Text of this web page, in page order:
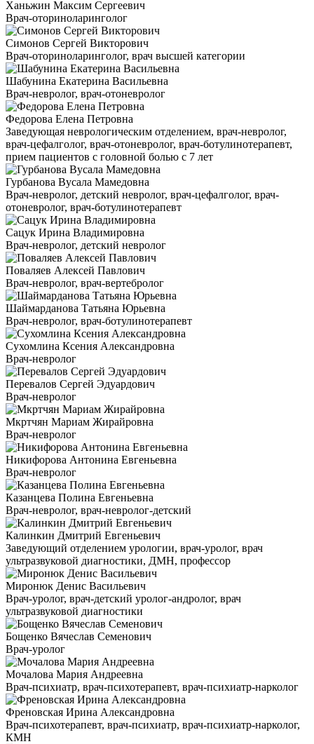
Ханьжин Максим Сергеевич
Врач-оториноларинголог
Симонов Сергей Викторович
Врач-оториноларинголог, врач высшей категории
Шабунина Екатерина Васильевна
Врач-невролог, врач-отоневролог
Федорова Елена Петровна
Заведующая неврологическим отделением, врач-невролог,
врач-цефалголог, врач-отоневролог, врач-ботулинотерапевт,
прием пациентов с головной болью с 7 лет
Гурбанова Вусала Мамедовна
Врач-невролог, детский невролог, врач-цефалголог, врач-
отоневролог, врач-ботулинотерапевт
Сацук Ирина Владимировна
Врач-невролог, детский невролог
Поваляев Алексей Павлович
Врач-невролог, врач-вертебролог
Шаймарданова Татьяна Юрьевна
Врач-невролог, врач-ботулинотерапевт
Сухомлина Ксения Александровна
Врач-невролог
Перевалов Сергей Эдуардович
Врач-невролог
Мкртчян Мариам Жирайровна
Врач-невролог
Никифорова Антонина Евгеньевна
Врач-невролог
Казанцева Полина Евгеньевна
Врач-невролог, врач-невролог-детский
Калинкин Дмитрий Евгеньевич
Заведующий отделением урологии, врач-уролог, врач
ультразвуковой диагностики, ДМН, профессор
Миронюк Денис Васильевич
Врач-уролог, врач-детский уролог-андролог, врач
ультразвуковой диагностики
Бощенко Вячеслав Семенович
Врач-уролог
Мочалова Мария Андреевна
Врач-психиатр, врач-психотерапевт, врач-психиатр-нарколог
Френовская Ирина Александровна
Врач-психотерапевт, врач-психиатр, врач-психиатр-нарколог,
КМН